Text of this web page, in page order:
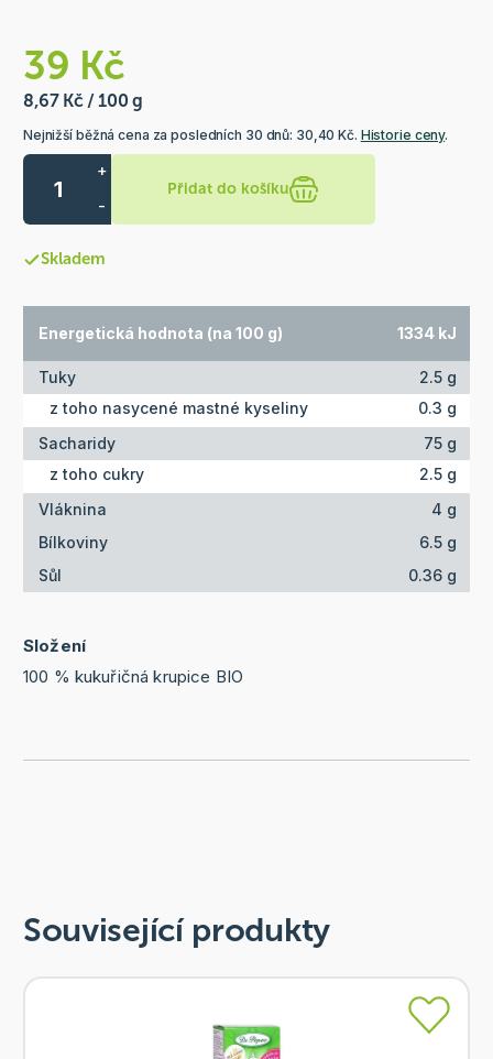
39 Kč
8,67 Kč / 100 g
Nejnižší běžná cena za posledních 30 dnů: 30,40 Kč. Historie ceny.
+
-
Přidat do košíku
Skladem
Energetická hodnota (na 100 g) 1334 kJ
Tuky
2.5 g
z toho nasycené mastné kyseliny
0.3 g
Sacharidy
75 g
z toho cukry
2.5 g
Vláknina
4 g
Bílkoviny
6.5 g
Sůl
0.36 g
Složení
100 % kukuřičná krupice BIO
Související produkty